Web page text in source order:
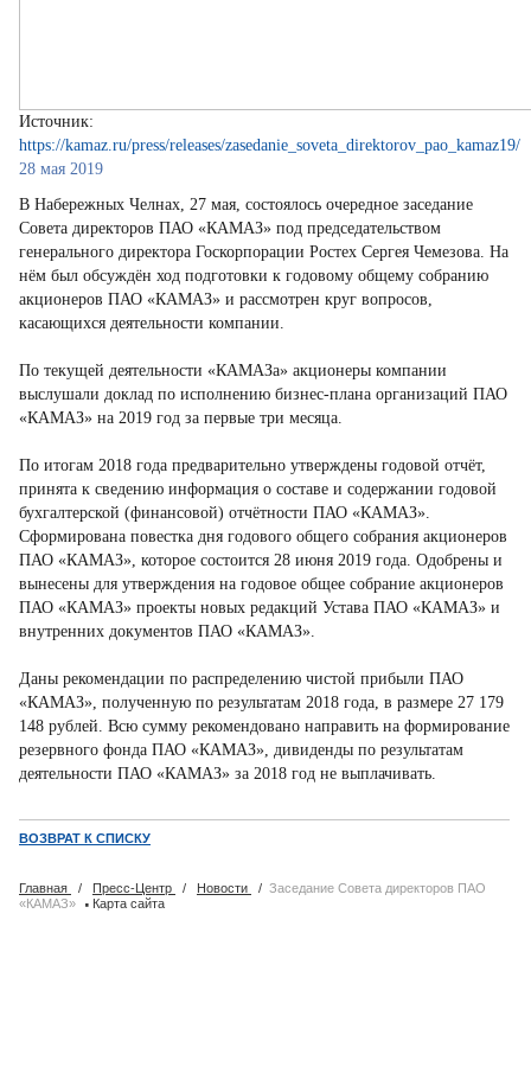
Источник:
https://kamaz.ru/press/releases/zasedanie_soveta_direktorov_pao_kamaz19/
28 мая 2019
В Набережных Челнах, 27 мая, состоялось очередное заседание
Совета директоров ПАО «КАМАЗ» под председательством
генерального директора Госкорпорации Ростех Сергея Чемезова. На
нём был обсуждён ход подготовки к годовому общему собранию
акционеров ПАО «КАМАЗ» и рассмотрен круг вопросов,
касающихся деятельности компании.
По текущей деятельности «КАМАЗа» акционеры компании
выслушали доклад по исполнению бизнес-плана организаций ПАО
«КАМАЗ» на 2019 год за первые три месяца.
По итогам 2018 года предварительно утверждены годовой отчёт,
принята к сведению информация о составе и содержании годовой
бухгалтерской (финансовой) отчётности ПАО «КАМАЗ».
Сформирована повестка дня годового общего собрания акционеров
ПАО «КАМАЗ», которое состоится 28 июня 2019 года. Одобрены и
вынесены для утверждения на годовое общее собрание акционеров
ПАО «КАМАЗ» проекты новых редакций Устава ПАО «КАМАЗ» и
внутренних документов ПАО «КАМАЗ».
Даны рекомендации по распределению чистой прибыли ПАО
«КАМАЗ», полученную по результатам 2018 года, в размере 27 179
148 рублей. Всю сумму рекомендовано направить на формирование
резервного фонда ПАО «КАМАЗ», дивиденды по результатам
деятельности ПАО «КАМАЗ» за 2018 год не выплачивать.
ВОЗВРАТ К СПИСКУ
Главная / Пресс-Центр / Новости / Заседание Совета директоров ПАО
«КАМАЗ»
· Карта сайта